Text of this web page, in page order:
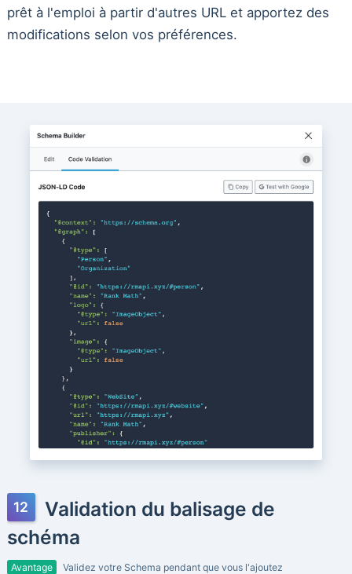
prêt à l'emploi à partir d'autres URL et apportez des
modifications selon vos préférences.
Validation du balisage de
schéma
Avantage Validez votre Schema pendant que vous l'ajoutez